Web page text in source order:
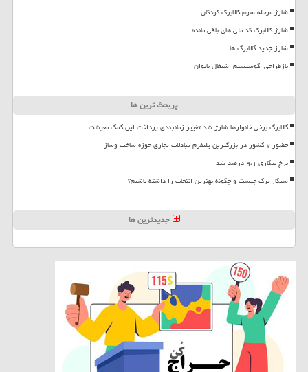
شارژ مرحله سوم کالابرگ کودکان
شارژ کالابرگ کد ملی های باقی مانده
شارژ جدید کالابرگ ها
بازطراحی اکوسیستم اشتغال بانوان
پربحث ترین ها
کالابرگ برخی خانوارها شارژ شد تغییر زمانبندی پرداخت این کمک معیشت
حضور ۷ کشور در بزرگترین پلتفرم تبادلات تجاری حوزه ساخت وساز
نرخ بیکاری ۹،۱ درصد شد
سیگار برگ چیست و چگونه بهترین انتخاب را داشته باشیم؟
جدیدترین ها